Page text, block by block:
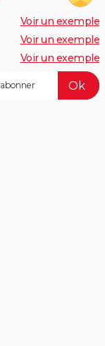
Voir un exemple
Voir un exemple
Voir un exemple